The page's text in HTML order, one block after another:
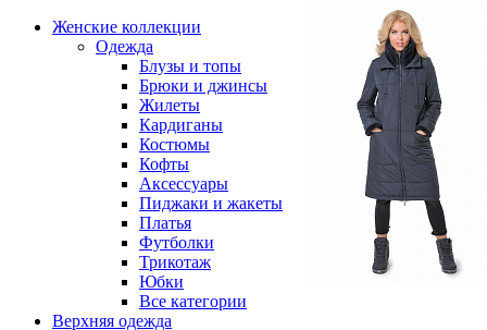
Женские коллекции
Одежда
Блузы и топы
Брюки и джинсы
Жилеты
Кардиганы
Костюмы
Кофты
Аксессуары
Пиджаки и жакеты
Платья
Футболки
Трикотаж
Юбки
Все категории
Верхняя одежда